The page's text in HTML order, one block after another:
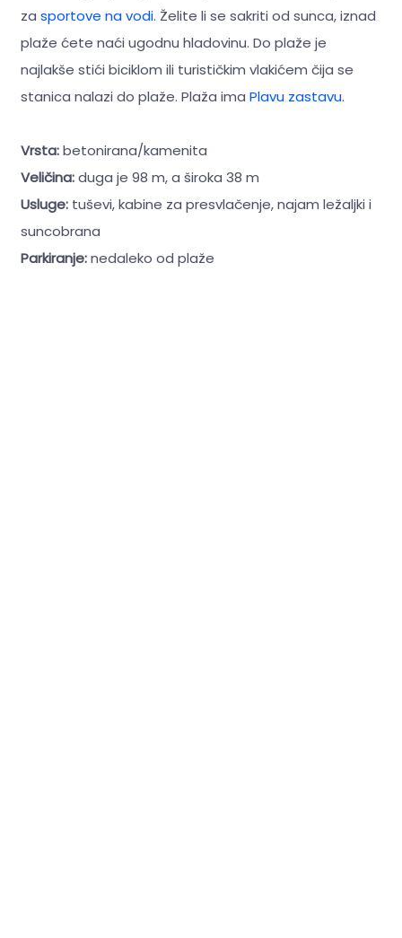
za sportove na vodi. Želite li se sakriti od sunca, iznad
plaže ćete naći ugodnu hladovinu. Do plaže je
najlakše stići biciklom ili turističkim vlakićem čija se
stanica nalazi do plaže. Plaža ima Plavu zastavu.
Vrsta:betonirana/kamenita
Veličina:duga je 98 m, a široka 38 m
Usluge: tuševi, kabine za presvlačenje, najam ležaljki i
suncobrana
Parkiranje:nedaleko od plaže